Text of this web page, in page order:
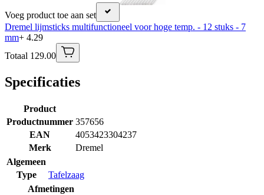
Voeg product toe aan set
Dremel lijmsticks multifunctioneel voor hoge temp. - 12 stuks - 7
mm+ 4.29
Totaal 129.00
Specificaties
Product
Productnummer 357656
EAN
4053423304237
Merk
Dremel
Algemeen
Type
Tafelzaag
Afmetingen